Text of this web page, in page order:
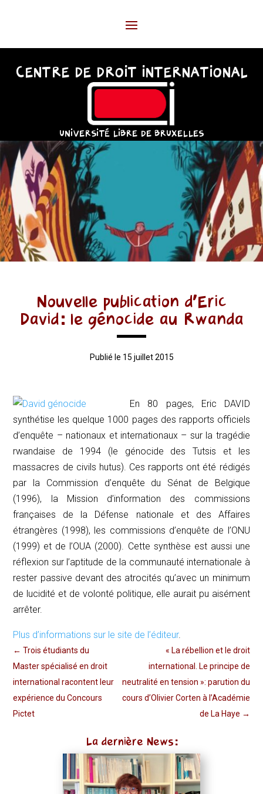
CENTRE DE DROIT INTERNATIONAL
UNIVERSITÉ LIBRE DE BRUXELLES
Nouvelle publication d’Eric
David: le génocide au Rwanda
Publié le 15 juillet 2015
En 80 pages, Eric DAVID
synthétise les quelque 1000 pages des rapports officiels
d’enquête – nationaux et internationaux – sur la tragédie
rwandaise de 1994 (le génocide des Tutsis et les
massacres de civils hutus). Ces rapports ont été rédigés
par la Commission d’enquête du Sénat de Belgique
(1996), la Mission d’information des commissions
françaises de la Défense nationale et des Affaires
étrangères (1998), les commissions d’enquête de l’ONU
(1999) et de l’OUA (2000). Cette synthèse est aussi une
réflexion sur l’aptitude de la communauté internationale à
rester passive devant des atrocités qu’avec un minimum
de lucidité et de volonté politique, elle aurait pu aisément
arrêter.
Plus d’informations sur le site de l’éditeur.
←Trois étudiants du
Master spécialisé en droit
international racontent leur
expérience du Concours
Pictet
« La rébellion et le droit
international. Le principe de
neutralité en tension »: parution du
cours d’Olivier Corten à l’Académie
de La Haye →
La dernière News: